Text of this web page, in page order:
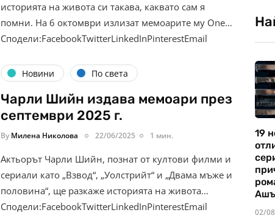
историята на живота си такава, каквато сам я
помни. На 6 октомври излизат мемоарите му One…
Сподели:FacebookTwitterLinkedInPinterestEmail
Новини По света
Чарли Шийн издава мемоари през
септември 2025 г.
By Милена Николова 22/06/2025 1 мин.
Актьорът Чарли Шийн, познат от култови филми и
сериали като „Взвод“, „Уолстрийт“ и „Двама мъже и
половина“, ще разкаже историята на живота…
Сподели:FacebookTwitterLinkedInPinterestEmail
19
02/